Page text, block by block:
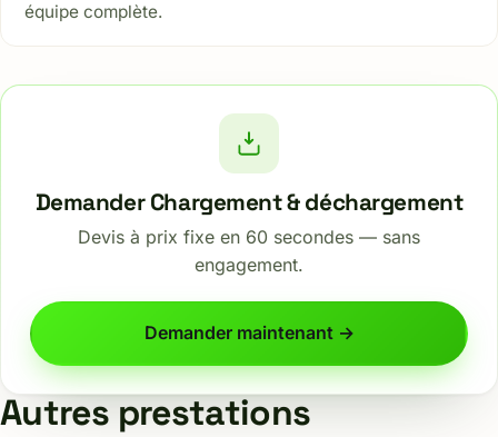
équipe complète.
Demander Chargement & déchargement
Devis à prix fixe en 60 secondes — sans
engagement.
Demander maintenant →
Autres prestations